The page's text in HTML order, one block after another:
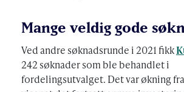
Mange veldig gode
Ved andre søknadsrunde i 2021 fikk
242 søknader som ble behandlet i
fordelingsutvalget. Det var økning